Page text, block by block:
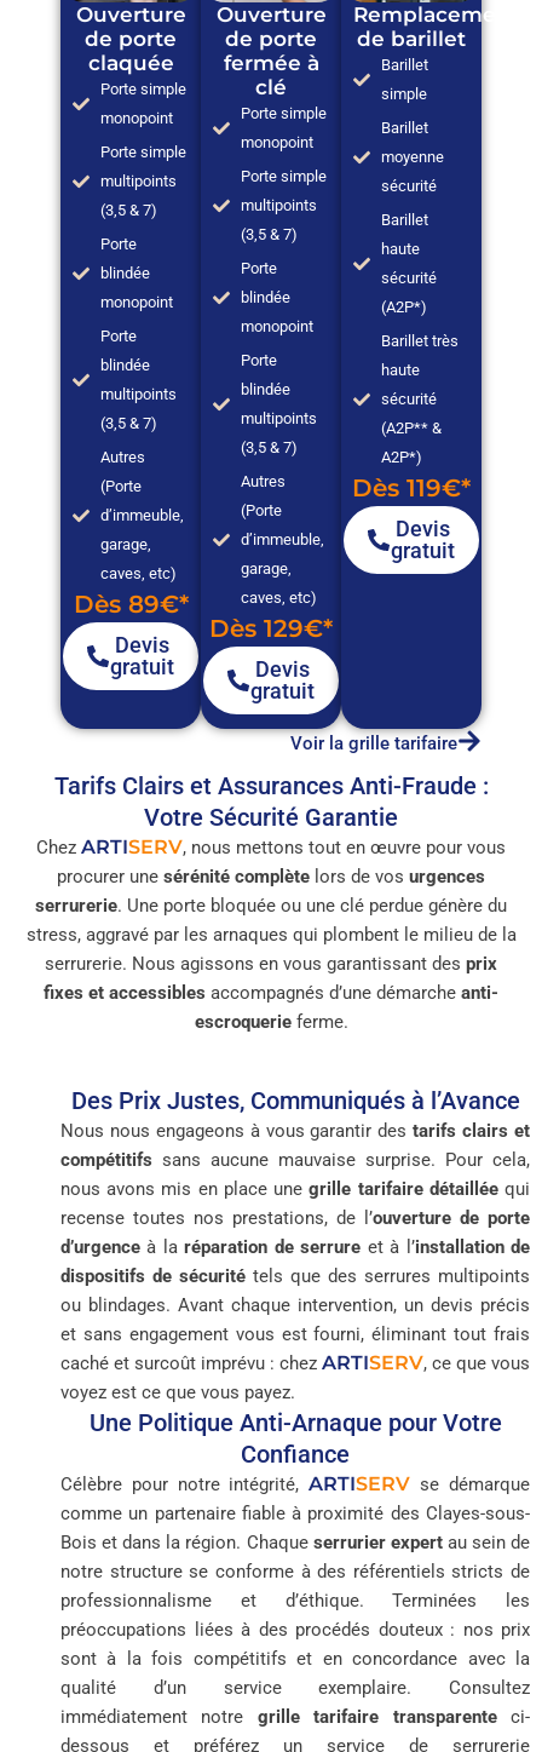
Ouverture
de porte
claquée
Porte simple
monopoint
Porte simple
multipoints
(3,5 & 7)
Porte
blindée
monopoint
Porte
blindée
multipoints
(3,5 & 7)
Autres
(Porte
d’immeuble,
garage,
caves, etc)
Dès 89€*
Devis
gratuit
Ouverture
de porte
fermée à
clé
Porte simple
monopoint
Porte simple
multipoints
(3,5 & 7)
Porte
blindée
monopoint
Porte
blindée
multipoints
(3,5 & 7)
Autres
(Porte
d’immeuble,
garage,
caves, etc)
Dès 129€*
Devis
gratuit
Remplacement
de barillet
Barillet
simple
Barillet
moyenne
sécurité
Barillet
haute
sécurité
(A2P*)
Barillet très
haute
sécurité
(A2P** &
A2P*)
Dès 119€*
Devis
gratuit
Voir la grille tarifaire
Tarifs Clairs et Assurances Anti-Fraude :
Votre Sécurité Garantie
Chez ARTISERV, nous mettons tout en œuvre pour vous
procurer une sérénité complète lors de vos urgences
serrurerie. Une porte bloquée ou une clé perdue génère du
stress, aggravé par les arnaques qui plombent le milieu de la
serrurerie. Nous agissons en vous garantissant des prix
fixes et accessibles accompagnés d’une démarche anti-
escroquerieferme.
Des Prix Justes, Communiqués à l’Avance
Nous nous engageons à vous garantir destarifs clairs et
compétitifs sans aucune mauvaise surprise. Pour cela,
nous avons mis en place unegrille tarifaire détailléequi
recense toutes nos prestations, de l’ouverture de porte
d’urgence à laréparation de serrure et à l’installation de
dispositifs de sécurité tels que des serrures multipoints
ou blindages. Avant chaque intervention, un devis précis
et sans engagement vous est fourni, éliminant tout frais
caché et surcoût imprévu : chez ARTISERV, ce que vous
voyez est ce que vous payez.
Une Politique Anti-Arnaque pour Votre
Confiance
Célèbre pour notre intégrité,ARTISERV se démarque
comme un partenaire fiable à proximité des Clayes-sous-
Bois et dans la région. Chaque serrurier expertau sein de
notre structure se conforme à des référentiels stricts de
professionnalisme et d’éthique. Terminées les
préoccupations liées à des procédés douteux : nos prix
sont à la fois compétitifs et en concordance avec la
qualité d’un service exemplaire. Consultez
immédiatement notre grille tarifaire transparenteci-
dessous et préférez un service de serrurerie